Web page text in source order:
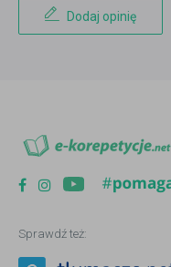
Dodaj opinię
Sprawdź też: